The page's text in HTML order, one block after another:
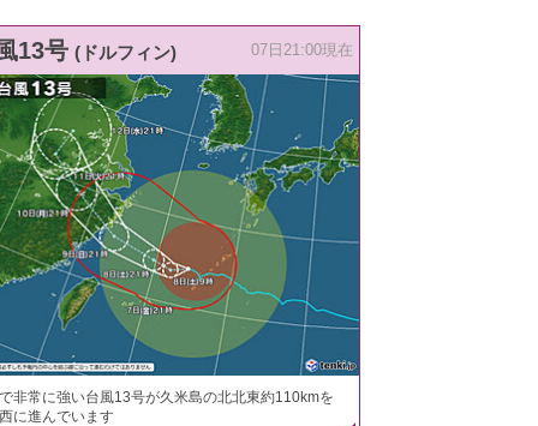
13号 (ドルフィン) 07日21:00現在
非常に強い台風13号が久米島の北北東約110kmを
に進んでいます